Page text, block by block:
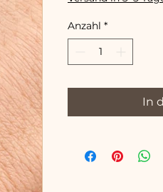
Anzahl *
In